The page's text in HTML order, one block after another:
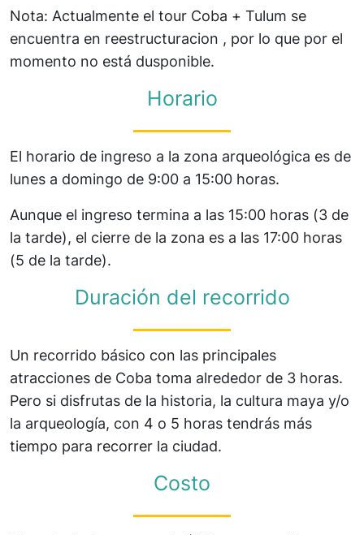
Nota: Actualmente el tour Coba + Tulum se
encuentra en reestructuracion , por lo que por el
momento no está dusponible.
Horario
El horario de ingreso a la zona arqueológica es de
lunes a domingo de 9:00 a 15:00 horas.
Aunque el ingreso termina a las 15:00 horas (3 de
la tarde), el cierre de la zona es a las 17:00 horas
(5 de la tarde).
Duración del recorrido
Un recorrido básico con las principales
atracciones de Coba toma alrededor de 3 horas.
Pero si disfrutas de la historia, la cultura maya y/o
la arqueología, con 4 o 5 horas tendrás más
tiempo para recorrer la ciudad.
Costo